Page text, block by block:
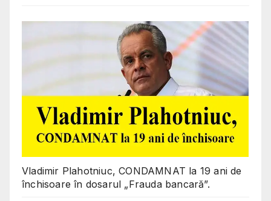
Vladimir Plahotniuc, CONDAMNAT la 19 ani de
închisoare în dosarul „Frauda bancară”.